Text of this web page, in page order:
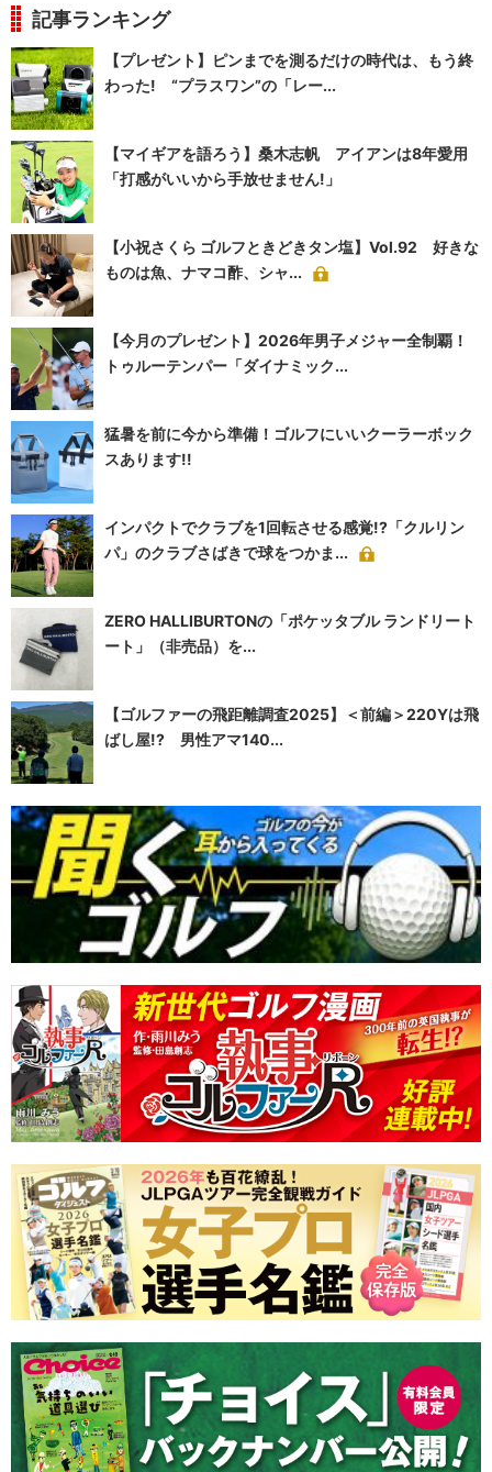
記事ランキング
【プレゼント】ピンまでを測るだけの時代は、もう終
わった! “プラスワン”の「レー...
【マイギアを語ろう】桑木志帆 アイアンは8年愛用
「打感がいいから手放せません!」
【小祝さくら ゴルフときどきタン塩】Vol.92 好きな
ものは魚、ナマコ酢、シャ...
【今月のプレゼント】2026年男子メジャー全制覇！
トゥルーテンパー「ダイナミック...
猛暑を前に今から準備！ゴルフにいいクーラーボック
スあります!!
インパクトでクラブを1回転させる感覚!?「クルリン
パ」のクラブさばきで球をつかま...
ZERO HALLIBURTONの「ポケッタブル ランドリート
ート」（非売品）を...
【ゴルファーの飛距離調査2025】＜前編＞220Yは飛
ばし屋!? 男性アマ140...